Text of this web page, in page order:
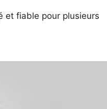
et fiable pour plusieurs